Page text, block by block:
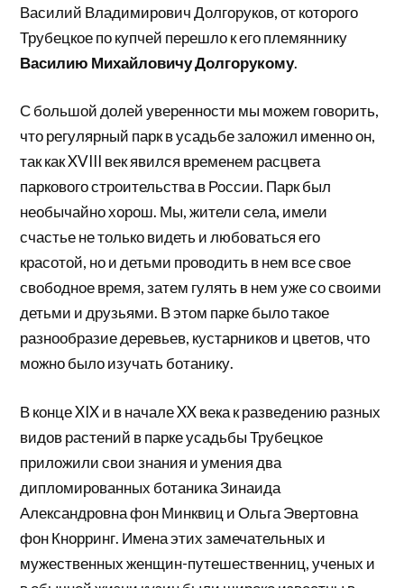
Василий Владимирович Долгоруков, от которого
Трубецкое по купчей перешло к его племяннику
Василию Михайловичу Долгорукому.
С большой долей уверенности мы можем говорить,
что регулярный парк в усадьбе заложил именно он,
так как XVIII век явился временем расцвета
паркового строительства в России. Парк был
необычайно хорош. Мы, жители села, имели
счастье не только видеть и любоваться его
красотой, но и детьми проводить в нем все свое
свободное время, затем гулять в нем уже со своими
детьми и друзьями. В этом парке было такое
разнообразие деревьев, кустарников и цветов, что
можно было изучать ботанику.
В конце XIX и в начале XX века к разведению разных
видов растений в парке усадьбы Трубецкое
приложили свои знания и умения два
дипломированных ботаника Зинаида
Александровна фон Минквиц и Ольга Эвертовна
фон Кнорринг. Имена этих замечательных и
мужественных женщин-путешественниц, ученых и